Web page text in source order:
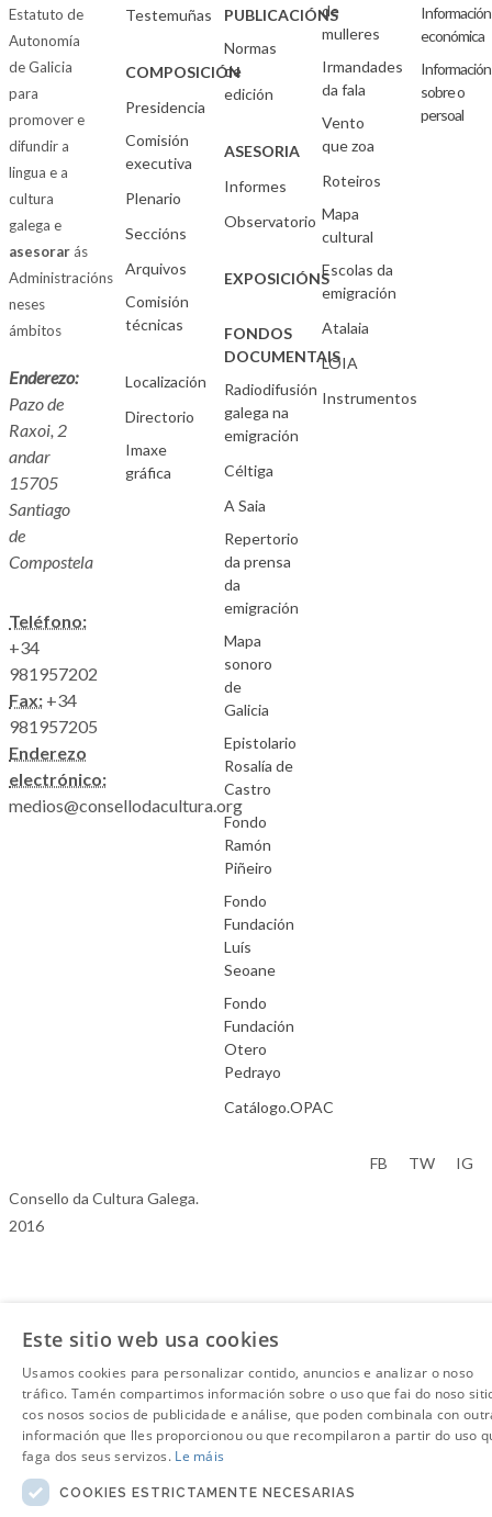
Estatuto de
Autonomía
de Galicia
para
promover e
difundir a
lingua e a
cultura
galega e
asesorarás
Administracións
neses
ámbitos
Enderezo:
Pazo de
Raxoi, 2
andar
15705
Santiago
de
Compostela
Teléfono:
+34
981957202
Fax: +34
981957205
Enderezo
electrónico:
medios@consellodacultura.org
Testemuñas
COMPOSICIÓN
Presidencia
Comisión
executiva
Plenario
Seccións
Arquivos
Comisión
técnicas
Localización
Directorio
Imaxe
gráfica
PUBLICACIÓNS
Normas
de
edición
ASESORIA
Informes
Observatorio
EXPOSICIÓNS
FONDOS
DOCUMENTAIS
Radiodifusión
galega na
emigración
Céltiga
A Saia
Repertorio
da prensa
da
emigración
Mapa
sonoro
de
Galicia
Epistolario
Rosalía de
Castro
Fondo
Ramón
Piñeiro
Fondo
Fundación
Luís
Seoane
Fondo
Fundación
Otero
Pedrayo
Catálogo.OPAC
de
mulleres
Irmandades
da fala
Vento
que zoa
Roteiros
Mapa
cultural
Escolas da
emigración
Atalaia
LOIA
Instrumentos
Información
económica
Información
sobre o
persoal
Consello da Cultura Galega.
2016
FB TW IG
Este sitio web usa cookies
Usamos cookies para personalizar contido, anuncios e analizar o noso
tráfico. Tamén compartimos información sobre o uso que fai do noso
cos nosos socios de publicidade e análise, que poden combinala con
información que lles proporcionou ou que recompilaron a partir do uso
faga dos seus servizos. Le máis
COOKIES ESTRICTAMENTE NECESARIAS